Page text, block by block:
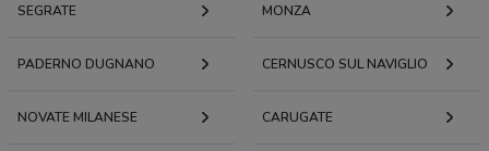
SEGRATE MONZA
PADERNO DUGNANO CERNUSCO SUL NAVIGLIO
NOVATE MILANESE CARUGATE